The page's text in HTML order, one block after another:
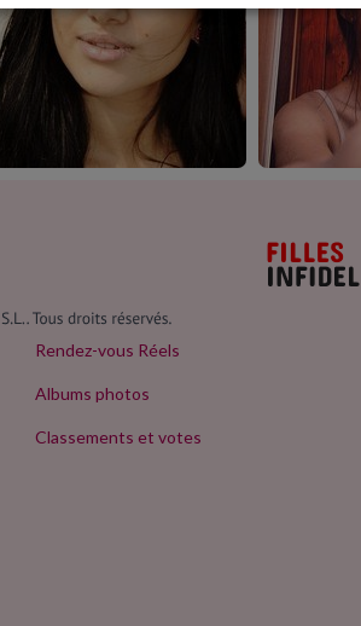
Rendez-vous Réels
Albums photos
Classements et votes